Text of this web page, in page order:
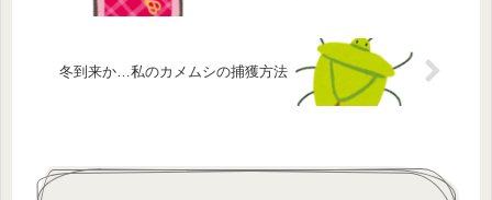
冬到来か…私のカメムシの捕獲方法